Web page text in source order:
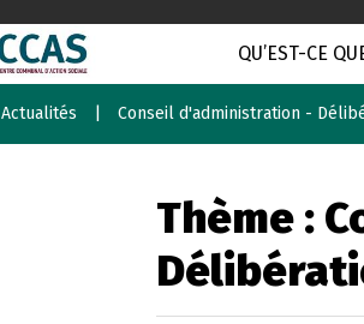
QU’EST-CE
Actualités Conseil d'administration -
Thème :